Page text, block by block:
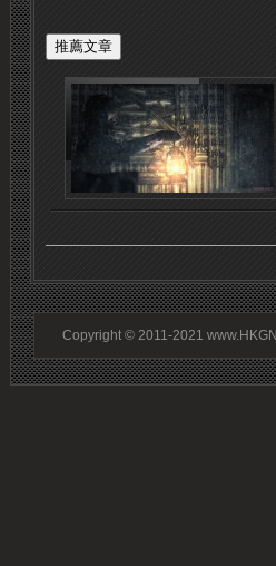
Copyright © 2011-2021